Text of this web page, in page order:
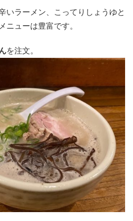
いラーメン、こってりしょうゆと
ニューは豊富です。
を注文。